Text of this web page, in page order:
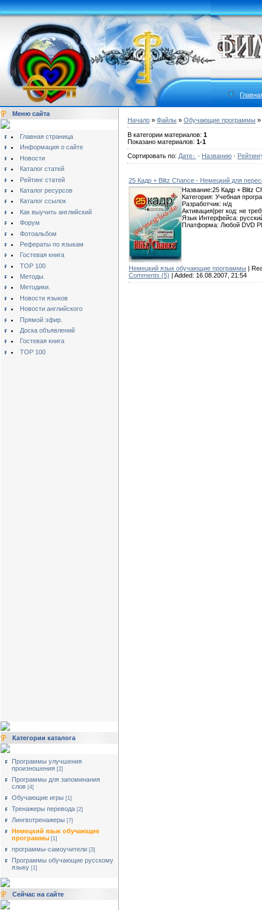
Меню сайта
Главная страница
Информация о сайте
Новости
Каталог статей
Рейтинг статей
Каталог ресурсов
Каталог ссылок
Как выучить английский
Форум
Фотоальбом
Рефераты по языкам
Гостевая книга
TOP 100
Методы.
Методики.
Новости языков
Новости английского
Прямой эфир.
Доска объявлений
Гостевая книга
TOP 100
Категории каталога
Программы улучшения
произношения [2]
Программы для запоминания
слов [4]
Обучающие игры [1]
Тренажеры перевода [2]
Лингвотренажеры [7]
Немецкий язык обучающие
программы [1]
программы-самоучители [3]
Программы обучающие русскому
языку [1]
Сейчас на сайте
Начало » Файлы » Обучающие программы »
В категории материалов: 1
Показано материалов: 1-1
Сортировать по: Дате · Названию ·
25 Кадр + Blitz Chance - Немецкий для
Название:25 Кадр + Blitz
Категория: Учебная
Разработчик: н/д
Активация|рег код: не
Язык Интерфейса:
Платформа: Любой DVD
Немецкий язык обучающие программы |
Comments (5) | Added: 16.08.2007, 21:54